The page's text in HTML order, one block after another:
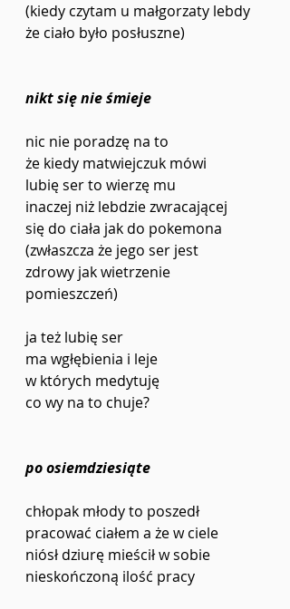
(kiedy czytam u małgorzaty lebdy
że ciało było posłuszne)
nikt się nie śmieje
nic nie poradzę na to
że kiedy matwiejczuk mówi
lubię ser to wierzę mu
inaczej niż lebdzie zwracającej
się do ciała jak do pokemona
(zwłaszcza że jego ser jest
zdrowy jak wietrzenie
pomieszczeń)
ja też lubię ser
ma wgłębienia i leje
w których medytuję
co wy na to chuje?
po osiemdziesiąte
chłopak młody to poszedł
pracować ciałem a że w ciele
niósł dziurę mieścił w sobie
nieskończoną ilość pracy